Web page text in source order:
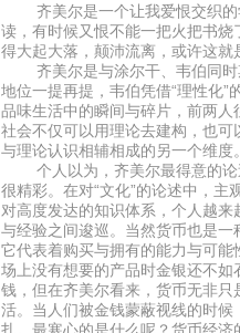
齐美尔是一个让我爱恨交织的
读，有时候又恨不能一把火把书
得大起大落，颠沛流离，或许这就
齐美尔是与涂尔干、韦伯同时
地位一提再提，韦伯凭借“理性化”
品味生活中的瞬间与碎片，前两
社会不仅可以用理论去建构，也
与理论认识相辅相成的另一个维度
个人以为，齐美尔最得意的论述
很精彩。在对“文化”的论述中，
对高度发达的知识体系，个人越
与经验之间逡巡。当然货币也是一
它代表着购买与拥有的能力与可
场上没有想要的产品时金银还不
钱，但在齐美尔看来，货币无非
活。当人们被金钱蒙蔽视线的时候
扎。最寒心的是什么呢？货币经